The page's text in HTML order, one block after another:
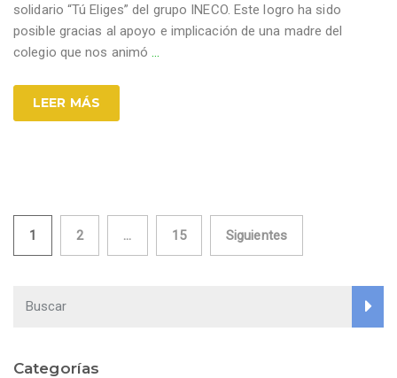
solidario “Tú Eliges” del grupo INECO. Este logro ha sido
posible gracias al apoyo e implicación de una madre del
colegio que nos animó…
LEER MÁS
Paginación
entradas
1 2 … 15 Siguientes
Categorías